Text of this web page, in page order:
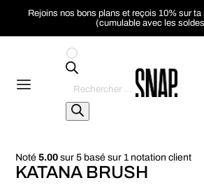
Rejoins nos bons plans et reçois 10% sur
(cumulable avec les
de
produits
KATANA BRUSH
Noté5.00 sur 5 basé sur 1 notation client